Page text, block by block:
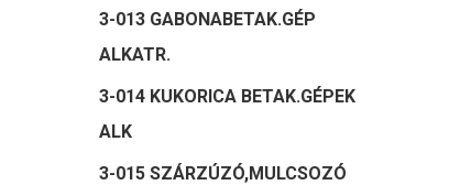
3-013 GABONABETAK.GÉP
ALKATR.
3-014 KUKORICA BETAK.GÉPEK
ALK
3-015 SZÁRZÚZÓ,MULCSOZÓ